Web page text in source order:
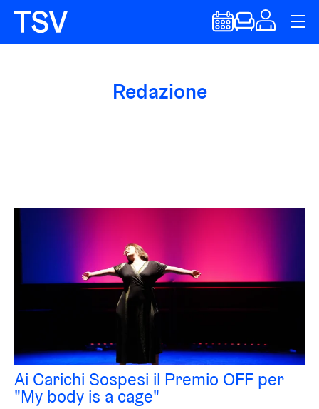
Redazione
Ai Carichi Sospesi il Premio OFF per
"My body is a cage"